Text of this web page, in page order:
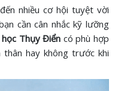
nhiều cơ hội tuyệt vời
cần cân nhắc kỹ lưỡng
học Thụy Điển có phù hợp
hay không trước khi